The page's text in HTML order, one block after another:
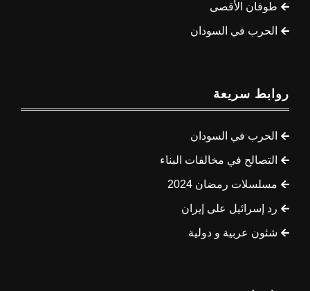
طوفان الأقصى
الحرب في السودان
روابط سريعة
الحرب في السودان
التصالح في مخالفات البناء
مسلسلات رمضان 2024
رد إسرائيل على إيران
شئون عربية و دولية